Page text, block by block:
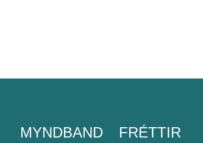
MYNDBAND FRÉTTIR